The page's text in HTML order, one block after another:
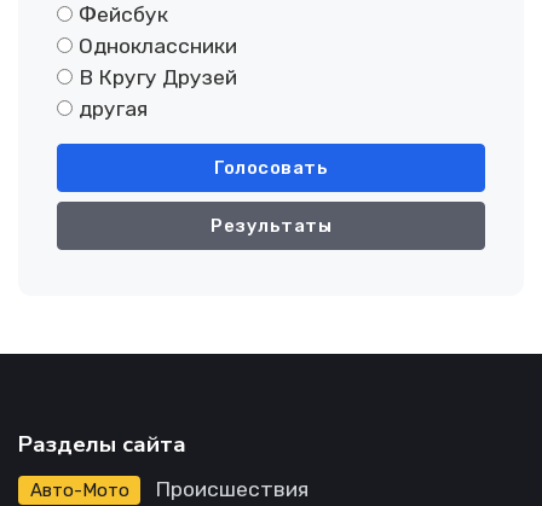
Фейсбук
Одноклассники
В Кругу Друзей
другая
Голосовать
Результаты
Разделы сайта
Авто-Мото
Происшествия